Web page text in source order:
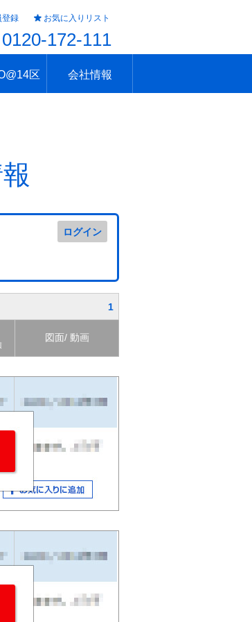
登録 お気に入りリスト
0120-172-111
区 会社情報
ログイン
1
図面/ 動画